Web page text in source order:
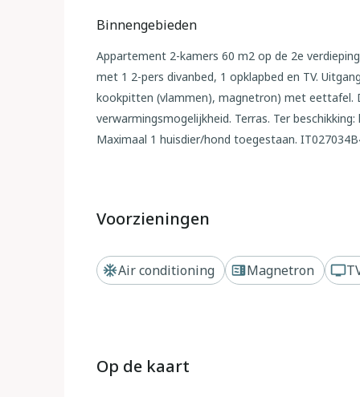
Binnengebieden
Appartement 2-kamers 60 m2 op de 2e
met 1 2-pers divanbed, 1 opklapbed en TV.
kookpitten (vlammen), magnetron) met eettafel.
verwarmingsmogelijkheid. Terras. Ter
Maximaal 1 huisdier/hond toegestaan.
Comfortabele residentie "Canaima", van 2
Supermarkt, restaurant, bar 500 m, bushalte
Geen lift.
Voorzieningen
Air conditioning Magnetron
Op de kaart